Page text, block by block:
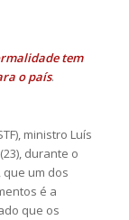
tem
o país.
ministro Luís
durante o
que um dos
é a
que os